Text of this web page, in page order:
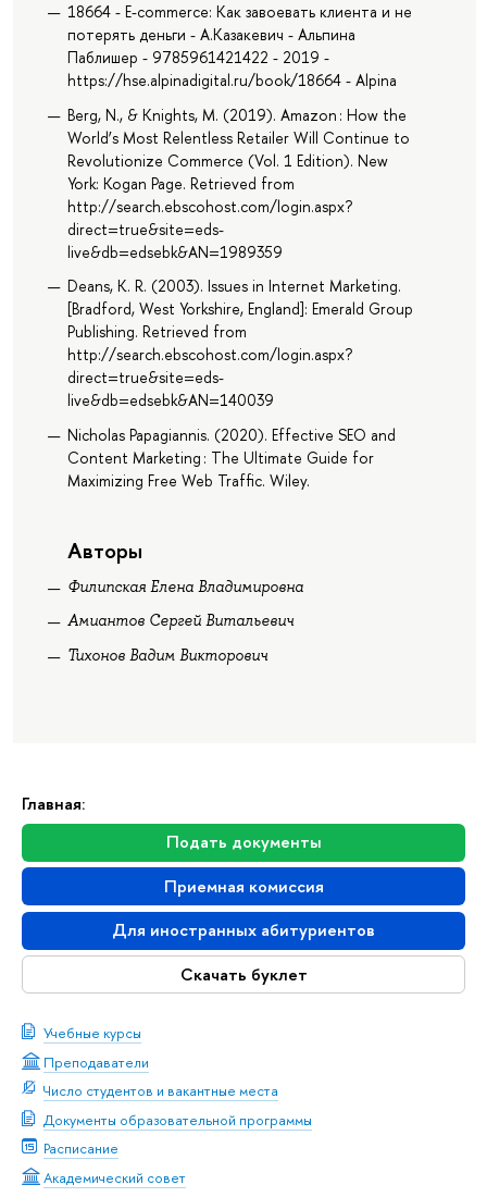
Главная:
Подать документы
Приемная комиссия
Для иностранных абитуриентов
Скачать буклет
Учебные курсы
Преподаватели
Число студентов и вакантные места
Документы образовательной программы
Расписание
Академический совет
18664 - E-commerce: Как завоевать клиента и не
потерять деньги - А.Казакевич - Альпина
Паблишер - 9785961421422 - 2019 -
https://hse.alpinadigital.ru/book/18664 - Alpina
Berg, N., & Knights, M. (2019). Amazon : How the
World’s Most Relentless Retailer Will Continue to
Revolutionize Commerce (Vol. 1 Edition). New
York: Kogan Page. Retrieved from
http://search.ebscohost.com/login.aspx?
direct=true&site=eds-
live&db=edsebk&AN=1989359
Deans, K. R. (2003). Issues in Internet Marketing.
[Bradford, West Yorkshire, England]: Emerald Group
Publishing. Retrieved from
http://search.ebscohost.com/login.aspx?
direct=true&site=eds-
live&db=edsebk&AN=140039
Nicholas Papagiannis. (2020). Effective SEO and
Content Marketing : The Ultimate Guide for
Maximizing Free Web Traffic. Wiley.
Авторы
Филипская Елена Владимировна
Амиантов Сергей Витальевич
Тихонов Вадим Викторович